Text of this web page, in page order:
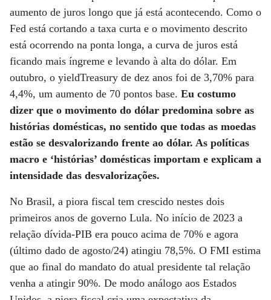
aumento de juros longo que já está acontecendo. Como o
Fed está cortando a taxa curta e o movimento descrito
está ocorrendo na ponta longa, a curva de juros está
ficando mais íngreme e levando à alta do dólar. Em
outubro, o yieldTreasury de dez anos foi de 3,70% para
4,4%, um aumento de 70 pontos base. Eu costumo
dizer que o movimento do dólar predomina sobre as
histórias domésticas, no sentido que todas as moedas
estão se desvalorizando frente ao dólar. As políticas
macro e ‘histórias’ domésticas importam e explicam a
intensidade das desvalorizações.
No Brasil, a piora fiscal tem crescido nestes dois
primeiros anos de governo Lula. No início de 2023 a
relação dívida-PIB era pouco acima de 70% e agora
(último dado de agosto/24) atingiu 78,5%. O FMI estima
que ao final do mandato do atual presidente tal relação
venha a atingir 90%. De modo análogo aos Estados